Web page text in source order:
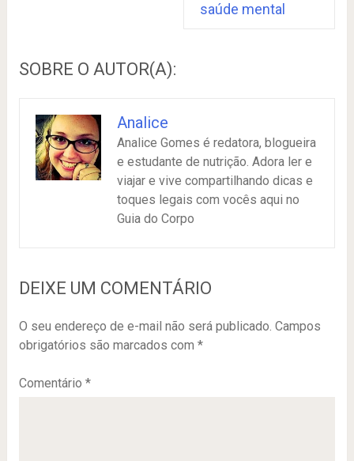
saúde mental
SOBRE O AUTOR(A):
Analice
Analice Gomes é redatora, blogueira
e estudante de nutrição. Adora ler e
viajar e vive compartilhando dicas e
toques legais com vocês aqui no
Guia do Corpo
DEIXE UM COMENTÁRIO
O seu endereço de e-mail não será publicado. Campos
obrigatórios são marcados com *
Comentário *